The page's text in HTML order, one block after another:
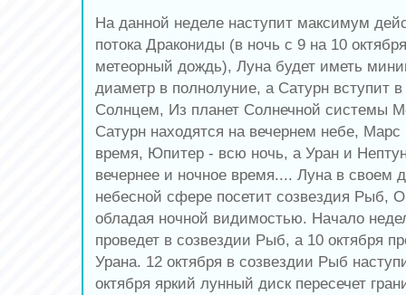
На данной неделе наступит максимум
потока Дракониды (в ночь с 9 на 10
метеорный дождь), Луна будет иметь
диаметр в полнолуние, а Сатурн вступит
Солнцем, Из планет Солнечной системы
Сатурн находятся на вечернем небе, Марс
время, Юпитер - всю ночь, а Уран и
вечернее и ночное время.... Луна в своем
небесной сфере посетит созвездия Рыб,
обладая ночной видимостью. Начало
проведет в созвездии Рыб, а 10 октября
Урана. 12 октября в созвездии Рыб
октября яркий лунный диск пересечет